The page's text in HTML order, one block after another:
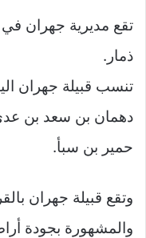
تقع مديرية جهران
ذمار.
تنسب قبيلة جهران
دهمان بن سعد بن
حمير بن سبأ.
وتقع قبيلة جهران
والمشهورة بجودة